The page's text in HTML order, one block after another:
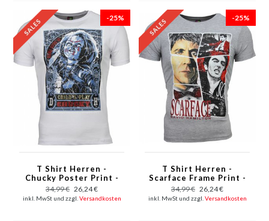
-25%
T Shirt Herren -
Chucky Poster Print -
Weiß
34,99 € 26,24 €
inkl. MwSt und zzgl. Versandkosten
-25%
T Shirt Herren -
Scarface Frame Print -
Grau
34,99 € 26,24 €
inkl. MwSt und zzgl. Versandkosten